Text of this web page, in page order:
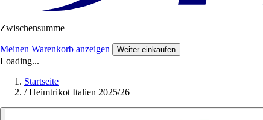
Zwischensumme
Meinen Warenkorb anzeigen Weiter einkaufen
Loading...
Startseite
/ Heimtrikot Italien 2025/26